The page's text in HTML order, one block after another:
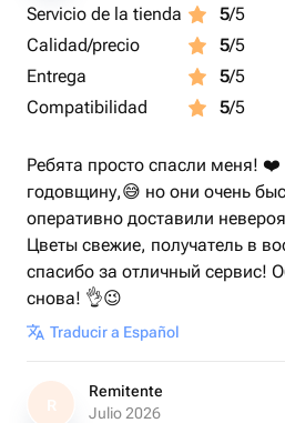
Servicio de la tienda 5/5
Calidad/precio
5/5
Entrega
5/5
Compatibilidad
5/5
Ребята просто спасли меня!
годовщину,😅 но они очень
оперативно доставили
Цветы свежие, получатель в
спасибо за отличный сервис!
снова! 👌😉
Traducir a Español
R
Remitente
Julio 2026